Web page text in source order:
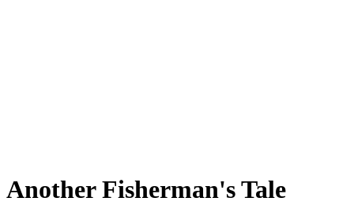
Another Fisherman's Tale